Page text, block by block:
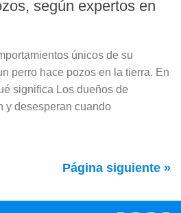
según expertos en
únicos de su
perro hace pozos en la tierra. En
significa Los dueños de
y desesperan cuando
Página siguiente »